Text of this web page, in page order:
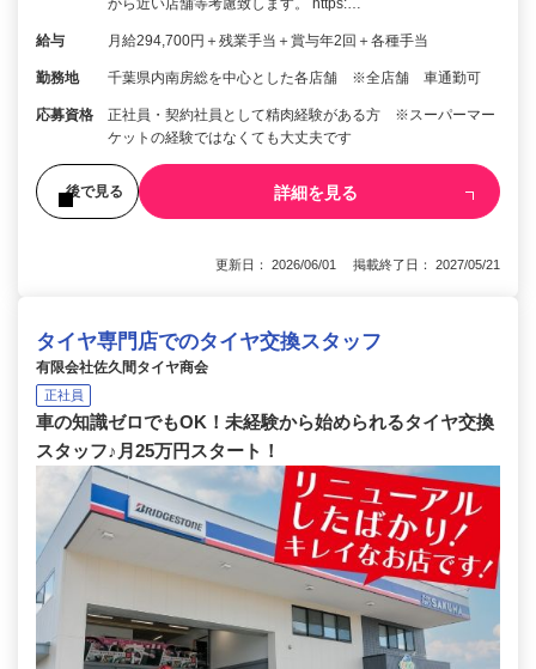
から近い店舗等考慮致します。 https:…
給与 月給294,700円＋残業手当＋賞与年2回＋各種手当
勤務地 千葉県内南房総を中心とした各店舗 ※全店舗 車通勤可
応募資格
正社員・契約社員として精肉経験がある方 ※スーパーマー
ケットの経験ではなくても大丈夫です
後で見る 詳細を見る
更新日： 2026/06/01 掲載終了日： 2027/05/21
タイヤ専門店でのタイヤ交換スタッフ
有限会社佐久間タイヤ商会
正社員
車の知識ゼロでもOK！未経験から始められるタイヤ交換
スタッフ♪月25万円スタート！